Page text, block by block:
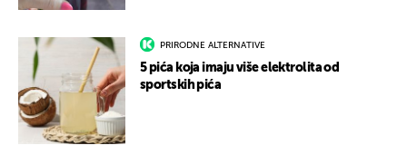
PRIRODNE ALTERNATIVE
5 pića koja imaju više elektrolita od
sportskih pića